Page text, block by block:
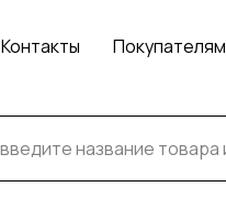
Контакты Покупателям